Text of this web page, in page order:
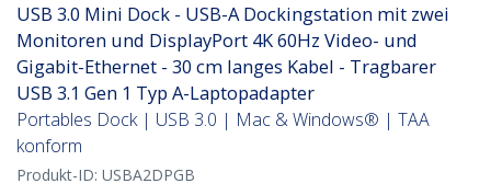
USB 3.0 Mini Dock - USB-A Dockingstation mit zwei
Monitoren und DisplayPort 4K 60Hz Video- und
Gigabit-Ethernet - 30 cm langes Kabel - Tragbarer
USB 3.1 Gen 1 Typ A-Laptopadapter
Portables Dock | USB 3.0 | Mac & Windows® | TAA
konform
Produkt-ID: USBA2DPGB